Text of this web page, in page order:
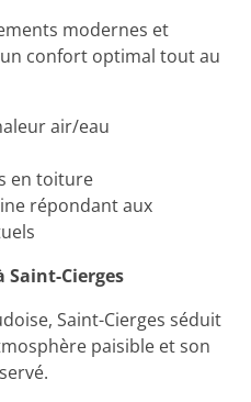
modernes et
confort optimal tout au
air/eau
en toiture
répondant aux
Saint-Cierges
Saint-Cierges séduit
paisible et son